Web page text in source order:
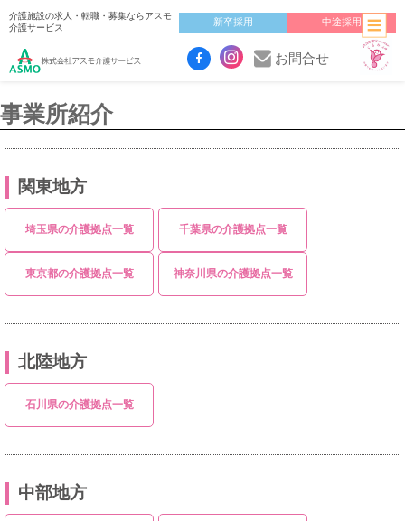
介護施設の求人・転職・募集ならアスモ
介護サービス
新卒採用 中途採用
お問合せ
事業所紹介
関東地方
埼玉県の介護拠点一覧 千葉県の介護拠点一覧
東京都の介護拠点一覧 神奈川県の介護拠点一覧
北陸地方
石川県の介護拠点一覧
中部地方